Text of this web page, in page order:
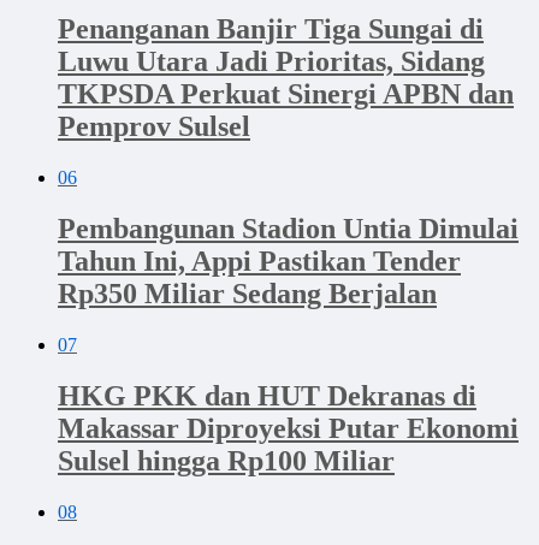
Penanganan Banjir Tiga Sungai di
Luwu Utara Jadi Prioritas, Sidang
TKPSDA Perkuat Sinergi APBN dan
Pemprov Sulsel
06
Pembangunan Stadion Untia Dimulai
Tahun Ini, Appi Pastikan Tender
Rp350 Miliar Sedang Berjalan
07
HKG PKK dan HUT Dekranas di
Makassar Diproyeksi Putar Ekonomi
Sulsel hingga Rp100 Miliar
08